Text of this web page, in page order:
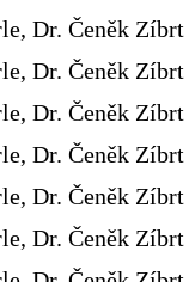
Dr. Čeněk Zíbrt
Dr. Čeněk Zíbrt
Dr. Čeněk Zíbrt
Dr. Čeněk Zíbrt
Dr. Čeněk Zíbrt
Dr. Čeněk Zíbrt